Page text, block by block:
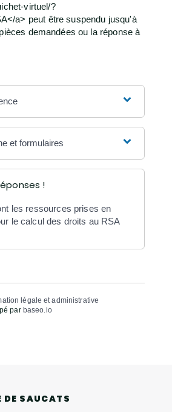
virtuel/?
a> peut être suspendu jusqu'à
demandées ou la réponse à
et formulaires
!
les ressources prises en
le calcul des droits au RSA
légale et administrative
par baseo.io
DE SAUCATS